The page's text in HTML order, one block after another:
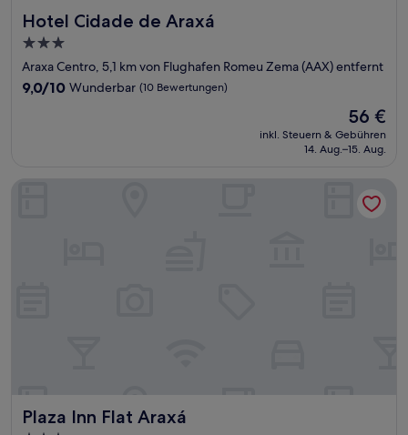
Hotel Cidade de Araxá
Hotel Cidade de Araxá
3.0-
Sterne-
Unterkunft
Araxa Centro, 5,1 km von Flughafen Romeu Zema (AAX) entfernt
9.0
9,0/10 Wunderbar (10 Bewertungen)
Der
Preis
beträgt
56 €
inkl. Steuern & Gebühren
14. Aug.–15. Aug.
Plaza Inn Flat Araxá
Plaza Inn Flat Araxá
Plaza Inn Flat Araxá